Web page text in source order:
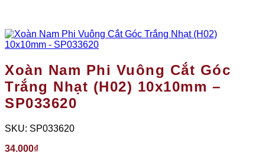
Xoàn Nam Phi Vuông Cắt Góc
Trắng Nhạt (H02) 10x10mm –
SP033620
SKU: SP033620
34.000₫